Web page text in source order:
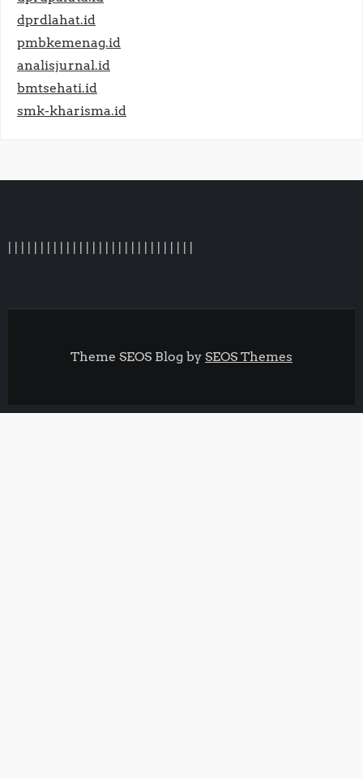
dprdlahat.id
pmbkemenag.id
analisjurnal.id
bmtsehati.id
smk-kharisma.id
Theme SEOS Blog by SEOS Themes